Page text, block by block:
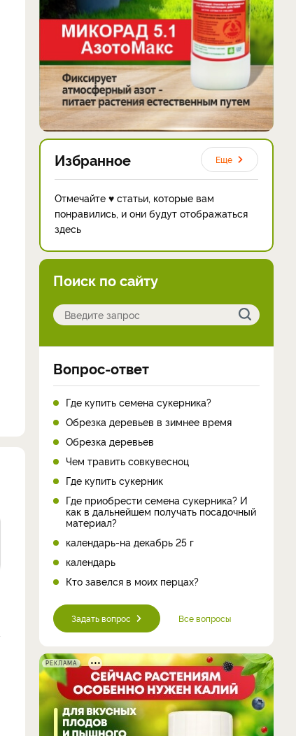
Избранное Еще
Отмечайте ♥ статьи, которые вам
понравились, и они будут отображаться
здесь
Поиск по сайту
Вопрос-ответ
Где купить семена сукерника?
Обрезка деревьев в зимнее время
Обрезка деревьев
Чем травить совкувесноц
Где купить сукерник
Где приобрести семена сукерника? И
как в дальнейшем получать посадочный
материал?
календарь-на декабрь 25 г
календарь
Кто завелся в моих перцах?
Задать вопрос Все вопросы
РЕКЛАМА